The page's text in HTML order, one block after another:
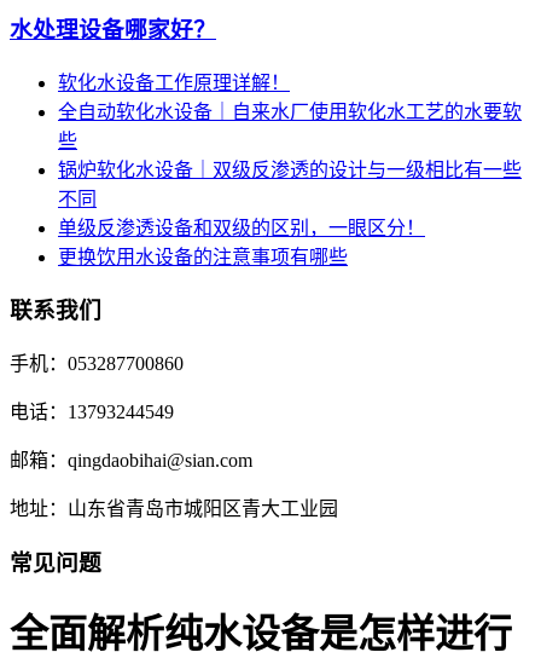
水处理设备哪家好？
软化水设备工作原理详解！
全自动软化水设备｜自来水厂使用软化水工艺的水要软
些
锅炉软化水设备｜双级反渗透的设计与一级相比有一些
不同
单级反渗透设备和双级的区别，一眼区分！
更换饮用水设备的注意事项有哪些
联系我们
手机：053287700860
电话：13793244549
邮箱：qingdaobihai@sian.com
地址：山东省青岛市城阳区青大工业园
常见问题
全面解析纯水设备是怎样进行